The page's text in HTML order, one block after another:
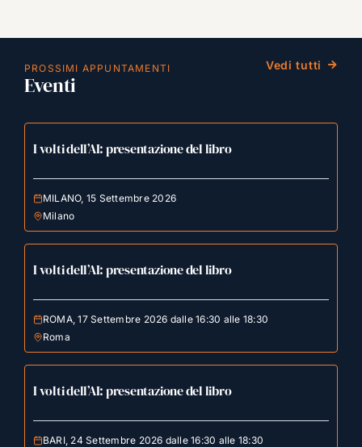
PROSSIMI APPUNTAMENTI
Eventi
Vedi tutti
I volti dell’AI: presentazione del libro
MILANO, 15 Settembre 2026
Milano
I volti dell’AI: presentazione del libro
ROMA, 17 Settembre 2026 dalle 16:30 alle 18:30
Roma
I volti dell’AI: presentazione del libro
BARI, 24 Settembre 2026 dalle 16:30 alle 18:30